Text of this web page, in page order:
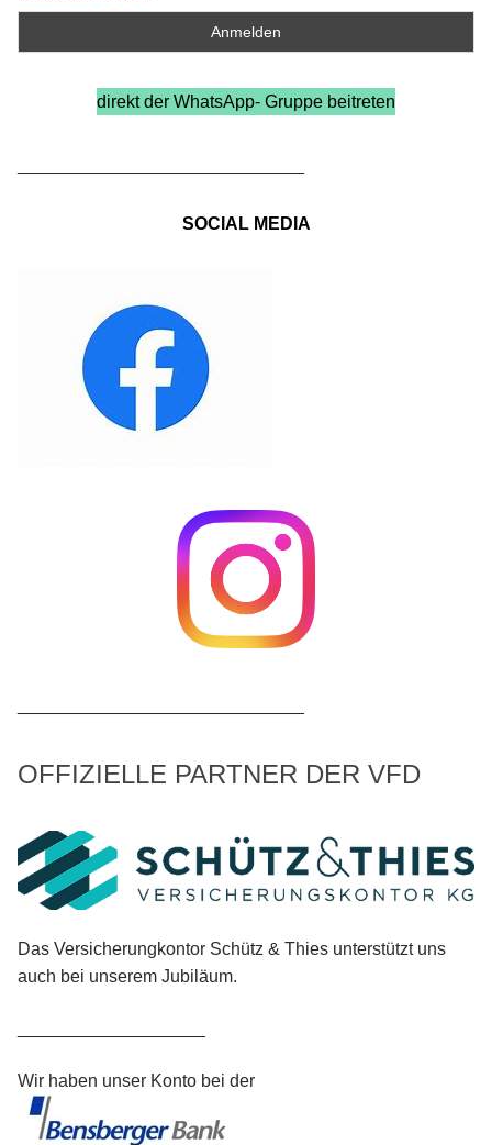
direkt der WhatsApp- Gruppe beitreten
SOCIAL MEDIA
OFFIZIELLE PARTNER DER VFD
Das Versicherungkontor Schütz & Thies unterstützt uns
auch bei unserem Jubiläum.
Wir haben unser Konto bei der